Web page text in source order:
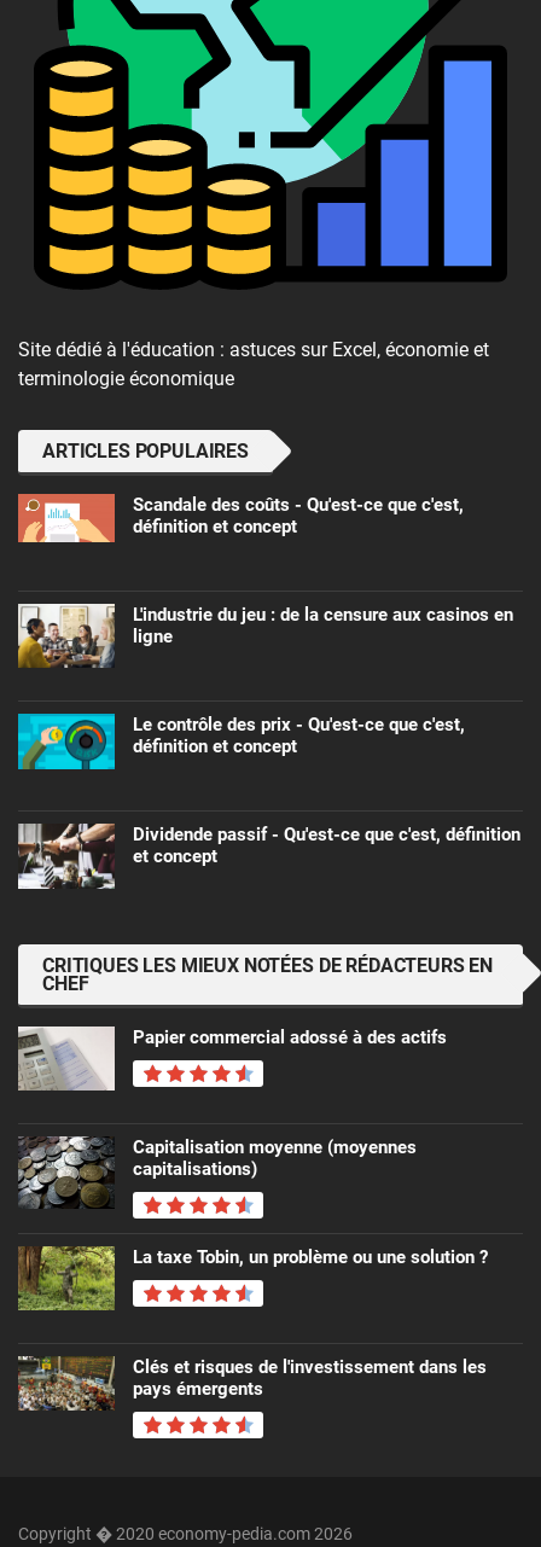
Site dédié à l'éducation : astuces sur Excel, économie et
terminologie économique
ARTICLES POPULAIRES
Scandale des coûts - Qu'est-ce que c'est,
définition et concept
L'industrie du jeu : de la censure aux casinos en
ligne
Le contrôle des prix - Qu'est-ce que c'est,
définition et concept
Dividende passif - Qu'est-ce que c'est, définition
et concept
CRITIQUES LES MIEUX NOTÉES DE RÉDACTEURS EN
CHEF
Papier commercial adossé à des actifs
Capitalisation moyenne (moyennes
capitalisations)
La taxe Tobin, un problème ou une solution ?
Clés et risques de l'investissement dans les
pays émergents
Copyright � 2020 economy-pedia.com 2026